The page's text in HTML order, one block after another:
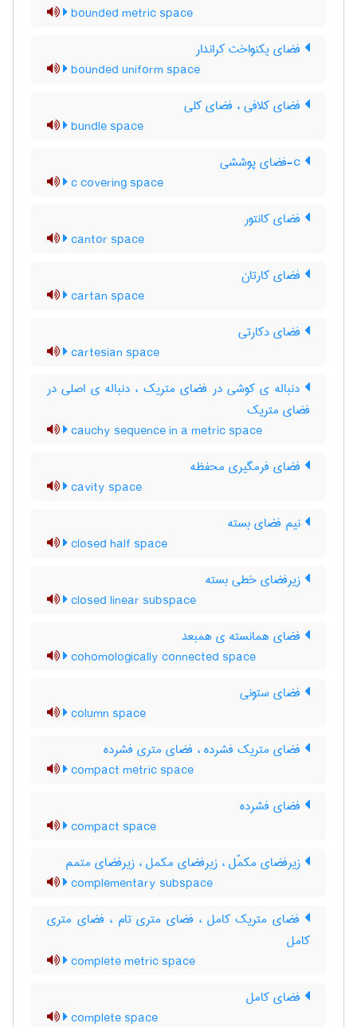
bounded metric space
فضای یکنواخت کراندار
bounded uniform space
فضای کلافی ، فضای کلی
bundle space
c covering space
فضای کانتور
cantor space
فضای کارتان
cartan space
فضای دکارتی
cartesian space
دنباله ی کوشی در فضای متریک ، دنباله ی اصلی در
فضای متریک
cauchy sequence in a metric space
فضای فرمگیری محفظه
cavity space
نیم فضای بسته
closed half space
زیرفضای خطی بسته
closed linear subspace
فضای همانسته ی همبعد
cohomologically connected space
فضای ستونی
column space
فضای متریک فشرده ، فضای متری فشرده
compact metric space
فضای فشرده
compact space
زیرفضای مکمّل ، زیرفضای مکمل ، زیرفضای متمم
complementary subspace
فضای متریک کامل ، فضای متری تام ، فضای متری
کامل
complete metric space
فضای کامل
complete space